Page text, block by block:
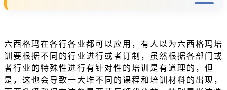
六西格玛在各行各业都可以应用，有人以为六西格玛培
训要根据不同的行业进行或者订制，虽然根据各部门或
者行业的特殊性进行有针对性的培训是有道理的，但
是，这也会导致一大堆不同的课程和培训材料的出现，